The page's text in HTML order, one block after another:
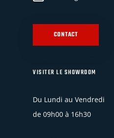
CONTACT
VISITER LE SHOWROOM
Du Lundi au Vendredi
de 09h00 à 16h30